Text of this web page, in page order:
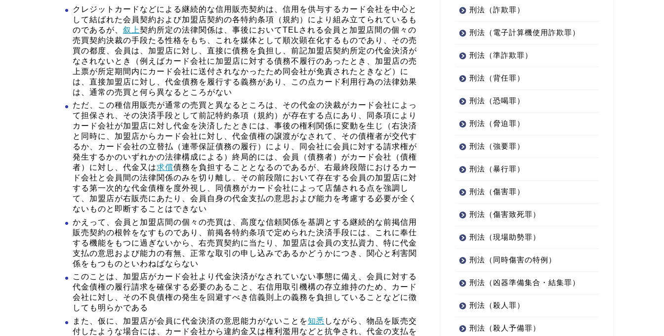
クレジットカードなどによる継続的な信用販売契約は、信用を供与するカード会社を中心と
して結ばれた会員契約および加盟店契約の各特約条項（規約）により組み立てられているも
のであるが、 叙上契約所定の法律関係は、事後においてTELされる会員と加盟店間の個々の
売買契約決裁の手段たる性格をもち、これを媒体として順次顕在化するものであり、その売
買の都度、会員は、加盟店に対し、直接に債務を負担し、前記加盟店契約所定の代金決済が
なされないとき（例えばカード会社に加盟店に対する債務不履行のあったとき、加盟店の売
上票が所定期間内にカード会社に送付されなかったため同会社が免責されたときなど）に
は、直接加盟店に対し、代金債務を履行する義務があり、この点カード利用行為の法律効果
は、通常の売買と何ら異なるところがない
ただ、この種信用販売が通常の売買と異なるところは、その代金の決裁がカード会社によっ
て担保され、その決済手段として前記特約条項（規約）が存在する点にあり、同条項により
カード会社が加盟店に対し代金を決済したときには、事後の権利関係に変動を生じ（右決済
と同時に、加盟店からカード会社に対し、代金債権の譲渡がなされて、その債権者が交代す
るか、カード会社の立替払（連帯保証債務の履行）により、同会社に会員に対する請求権が
発生するかのいずれかの法律構成による）終局的には、会員（債務者）がカード会社（債権
者）に対し、代金又は求償債務を負担することとなるのであるが、右最終段階におけるカー
ド会社と会員間の法律関係のみを切り離し、その前段階において存在する会員の加盟店に対
する第一次的な代金債権を度外視し、同債務がカード会社によって店舗される点を強調し
て、加盟店が右販売にあたり、会員自身の代金支払の意思および能力を考慮する必要が全く
ないものと即断することはできない
かえって、会員と加盟店間の個々の売買は、高度な信頼関係を基調とする継続的な前掲信用
販売契約の根幹をなすものであり、前掲各特約条項で定められた決済手段には、これに奉仕
する機能をもつに過ぎないから、右売買契約に当たり、加盟店は会員の支払資力、特に代金
支払の意思および能力の有無、正常な取引の申し込みであるかどうかにつき、関心と利害関
係をもつものといわねばならない
このことは、加盟店がカード会社より代金決済がなされていない事態に備え、会員に対する
代金債権の履行請求を確保する必要のあること、右信用取引機構の存立維持のため、カード
会社に対し、その不良債権の発生を回避すべき信義則上の義務を負担していることなどに徴
しても明らかである
また、仮に、加盟店が会員に代金決済の意思能力がないことを知悉 しながら、物品を販売交
付したような場合には、カード会社から違約金又は権利濫用などと抗争され、代金の支払を
刑法（詐欺罪）
刑法（電子計算機使用詐欺罪）
刑法（準詐欺罪）
刑法（背任罪）
刑法（恐喝罪）
刑法（脅迫罪）
刑法（強要罪）
刑法（暴行罪）
刑法（傷害罪）
刑法（傷害致死罪）
刑法（現場助勢罪）
刑法（同時傷害の特例）
刑法（凶器準備集合・結集罪）
刑法（殺人罪）
刑法（殺人予備罪）